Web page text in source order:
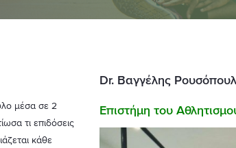
Dr. Βαγγέλης
Επιστήμη του